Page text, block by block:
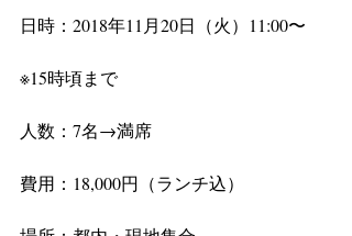
日時：2018年11月20日（火）11:00〜
※15時頃まで
人数：7名→満席
費用：18,000円（ランチ込）